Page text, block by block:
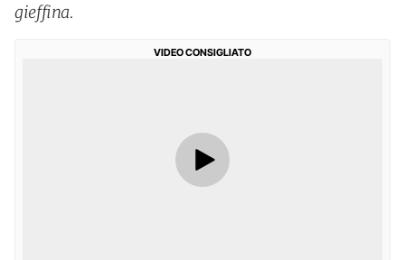
gieffina.
VIDEO CONSIGLIATO